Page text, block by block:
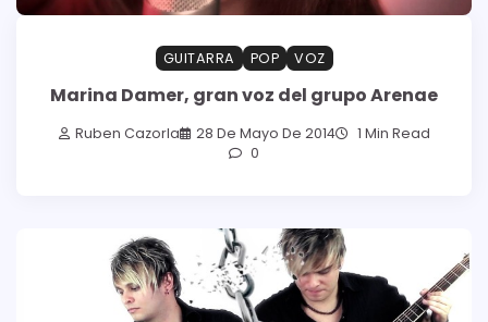
GUITARRA POP VOZ
Marina Damer, gran voz del grupo Arenae
Ruben Cazorla 28 De Mayo De 2014
1 Min Read
0